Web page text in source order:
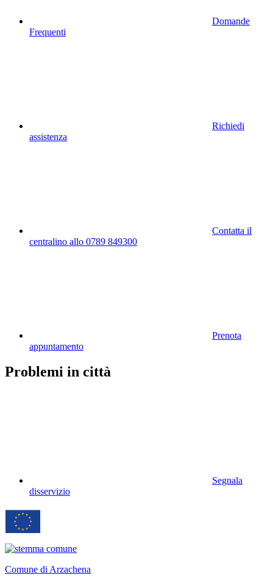
Domande
Frequenti
Richiedi
assistenza
Contatta il
centralino allo 0789 849300
Prenota
appuntamento
Problemi in città
Segnala
disservizio
Comune di Arzachena